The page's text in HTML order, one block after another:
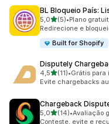
BL Bloqueio País:
5,0de 5 estrelas
(5)
5 avaliações ao todo
•Plano
Redirecione e
Built for Shopify
Disputely
4,5de 5 estrelas
(11)
11 avaliações ao todo
•Grátis para
Evite chargebacks
Chargeback
5,0de 5 estrelas
(14)
14 avaliações ao todo
•Avaliação
Conteste, evite e